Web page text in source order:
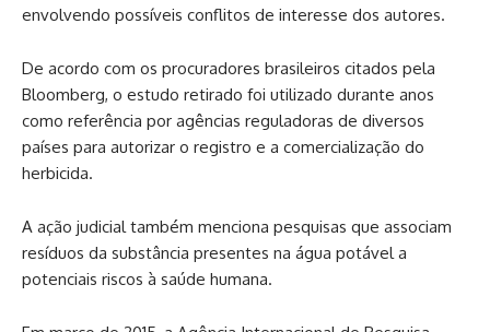
envolvendo possíveis conflitos de interesse dos autores.
De acordo com os procuradores brasileiros citados pela
Bloomberg, o estudo retirado foi utilizado durante anos
como referência por agências reguladoras de diversos
países para autorizar o registro e a comercialização do
herbicida.
A ação judicial também menciona pesquisas que associam
resíduos da substância presentes na água potável a
potenciais riscos à saúde humana.